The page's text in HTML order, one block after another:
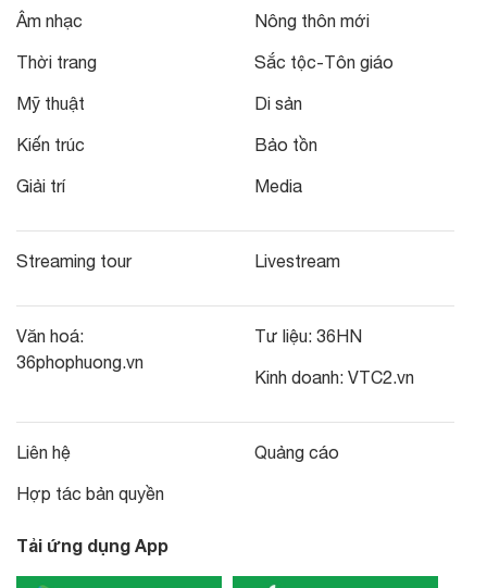
Âm nhạc
Thời trang
Mỹ thuật
Kiến trúc
Giải trí
Nông thôn mới
Sắc tộc-Tôn giáo
Di sản
Bảo tồn
Media
Streaming tour Livestream
Văn hoá:
36phophuong.vn
Tư liệu: 36HN
Kinh doanh: VTC2.vn
Liên hệ
Hợp tác bản quyền
Quảng cáo
Tải ứng dụng App